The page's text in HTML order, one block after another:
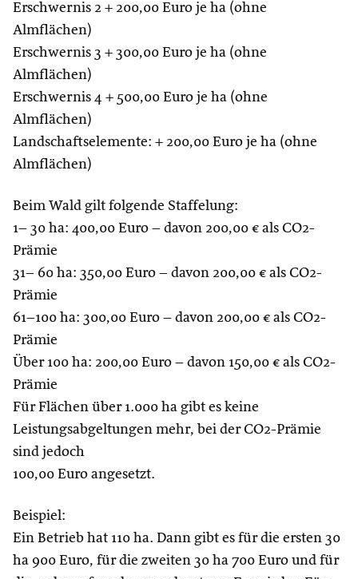
Erschwernis 2 + 200,00 Euro je ha (ohne
Almflächen)
Erschwernis 3 + 300,00 Euro je ha (ohne
Almflächen)
Erschwernis 4 + 500,00 Euro je ha (ohne
Almflächen)
Landschaftselemente: + 200,00 Euro je ha (ohne
Almflächen)
Beim Wald gilt folgende Staffelung:
1– 30 ha: 400,00 Euro – davon 200,00 € als CO2-
Prämie
31– 60 ha: 350,00 Euro – davon 200,00 € als CO2-
Prämie
61–100 ha: 300,00 Euro – davon 200,00 € als CO2-
Prämie
Über 100 ha: 200,00 Euro – davon 150,00 € als CO2-
Prämie
Für Flächen über 1.000 ha gibt es keine
Leistungsabgeltungen mehr, bei der CO2-Prämie
sind jedoch
100,00 Euro angesetzt.
Beispiel:
Ein Betrieb hat 110 ha. Dann gibt es für die ersten 30
ha 900 Euro, für die zweiten 30 ha 700 Euro und für